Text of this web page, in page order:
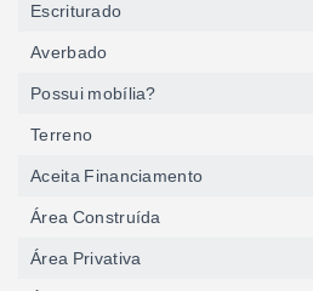
Escriturado
Averbado
Possui mobília?
Terreno
Aceita Financiamento
Área Construída
Área Privativa